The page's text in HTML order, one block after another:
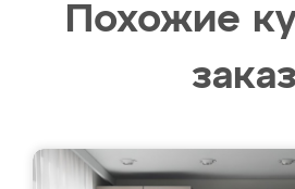
Похожие
заказ